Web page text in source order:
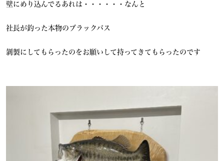
壁にめり込んでるあれは・・・・・・なんと
社長が釣った本物のブラックバス
剝製にしてもらったのをお願いして持ってきてもらったのです